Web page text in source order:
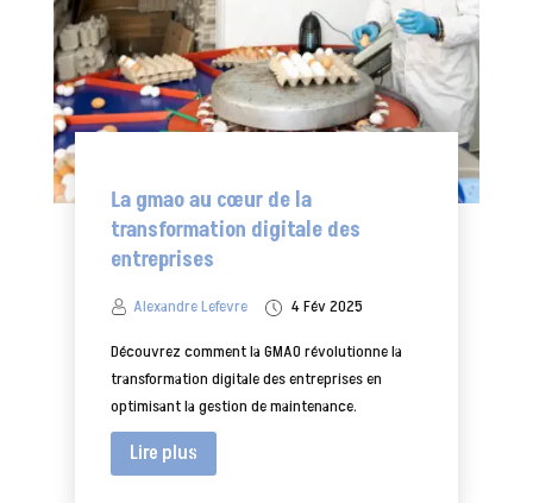
La gmao au cœur de la
transformation digitale des
entreprises
Alexandre Lefevre
4 Fév 2025
Découvrez comment la GMAO révolutionne la
transformation digitale des entreprises en
optimisant la gestion de maintenance.
Lire plus